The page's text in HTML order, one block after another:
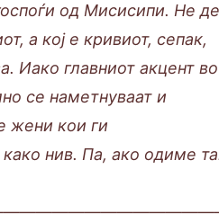
од Мисисипи. Не
а кој е кривиот, сепак,
Иако главниот акцент во
се наметнуваат и
жени кои ги
нив. Па, ако одиме